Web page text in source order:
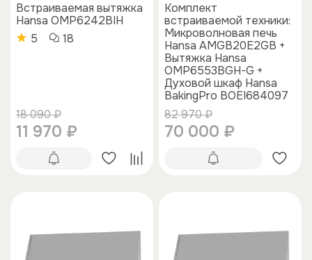
Встраиваемая вытяжка
Hansa OMP6242BIH
5
18
18 090 ₽
11 970 ₽
Комплект
встраиваемой техники:
Микроволновая печь
Hansa AMGB20E2GB +
Вытяжка Hansa
OMP6553BGH-G +
Духовой шкаф Hansa
BakingPro BOEI684097
82 970 ₽
70 000 ₽